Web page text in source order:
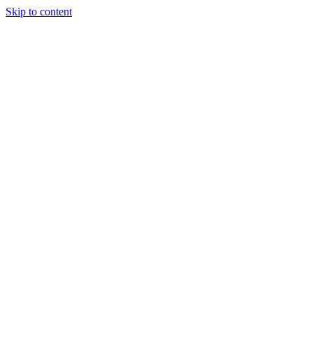
Skip to content